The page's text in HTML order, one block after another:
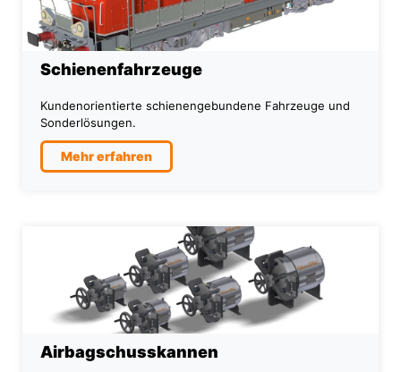
Schienenfahrzeuge
Kundenorientierte schienengebundene Fahrzeuge und
Sonderlösungen.
Mehr erfahren
Airbagschusskannen